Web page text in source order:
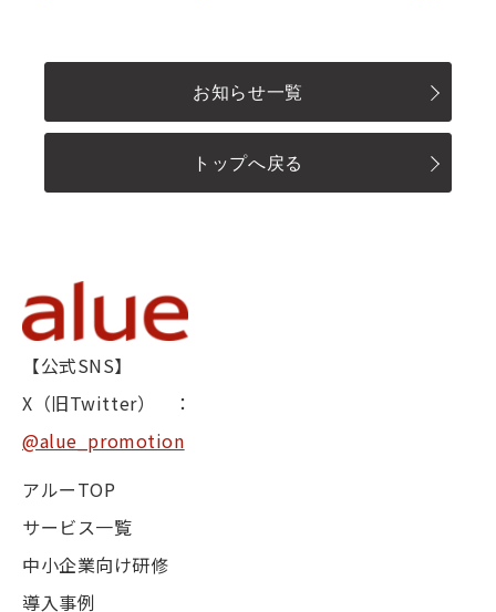
お知らせ一覧
トップへ戻る
【公式SNS】
X（旧Twitter） ：
@alue_promotion
アルーTOP
サービス一覧
中小企業向け研修
導入事例